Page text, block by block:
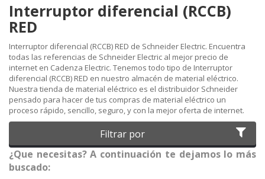
Interruptor diferencial (RCCB)
RED
Interruptor diferencial (RCCB) RED de Schneider Electric. Encuentra
todas las referencias de Schneider Electric al mejor precio de
internet en Cadenza Electric. Tenemos todo tipo de Interruptor
diferencial (RCCB) RED en nuestro almacén de material eléctrico.
Nuestra tienda de material eléctrico es el distribuidor Schneider
pensado para hacer de tus compras de material eléctrico un
proceso rápido, sencillo, seguro, y con la mejor oferta de internet.
Filtrar por
¿Que necesitas? A continuación te dejamos lo más
buscado: